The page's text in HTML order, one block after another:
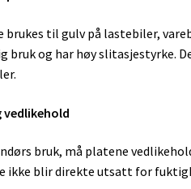
brukes til gulv på lastebiler,
bruk og har høy slitasjestyrke.
vedlikehold
bruk, må platene
ikke blir direkte utsatt for